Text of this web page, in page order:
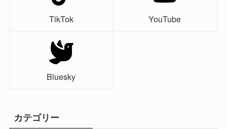
TikTok YouTube
Bluesky
カテゴリー